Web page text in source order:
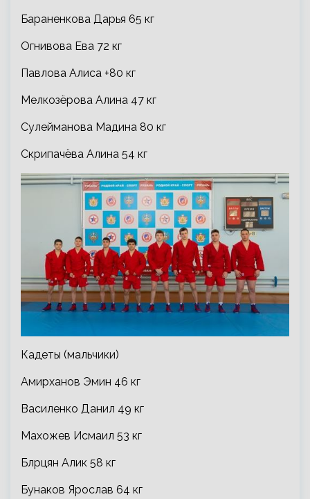
Бараненкова Дарья 65 кг
Огнивова Ева 72 кг
Павлова Алиса +80 кг
Мелкозёрова Алина 47 кг
Сулейманова Мадина 80 кг
Скрипачёва Алина 54 кг
Кадеты (мальчики)
Амирханов Эмин 46 кг
Василенко Данил 49 кг
Махожев Исмаил 53 кг
Блрцян Алик 58 кг
Бунаков Ярослав 64 кг